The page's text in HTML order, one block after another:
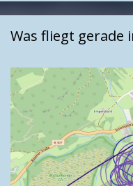
Was fliegt gerade